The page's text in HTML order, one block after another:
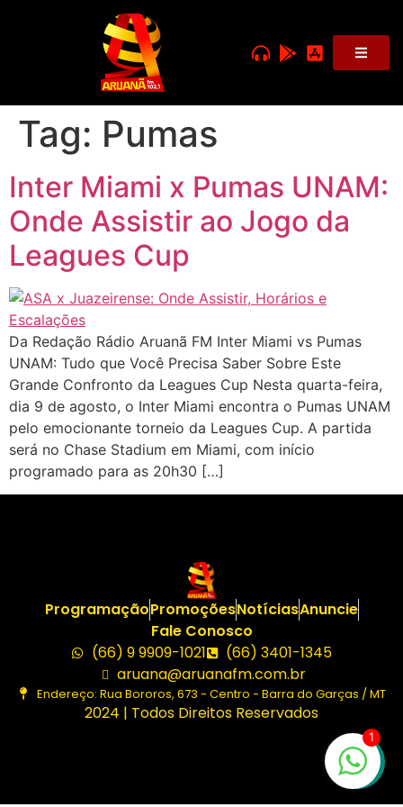
Tag: Pumas
Inter Miami x Pumas UNAM:
Onde Assistir ao Jogo da
Leagues Cup
Da Redação Rádio Aruanã FM Inter Miami vs Pumas
UNAM: Tudo que Você Precisa Saber Sobre Este
Grande Confronto da Leagues Cup Nesta quarta-feira,
dia 9 de agosto, o Inter Miami encontra o Pumas UNAM
pelo emocionante torneio da Leagues Cup. A partida
será no Chase Stadium em Miami, com início
programado para as 20h30 […]
ProgramaçãoPromoçõesNotíciasAnuncie
Fale Conosco
(66) 9 9909-1021
(66) 3401-1345
aruana@aruanafm.com.br
Endereço: Rua Bororos, 673 - Centro - Barra do Garças / MT
2024 | Todos Direitos Reservados
1